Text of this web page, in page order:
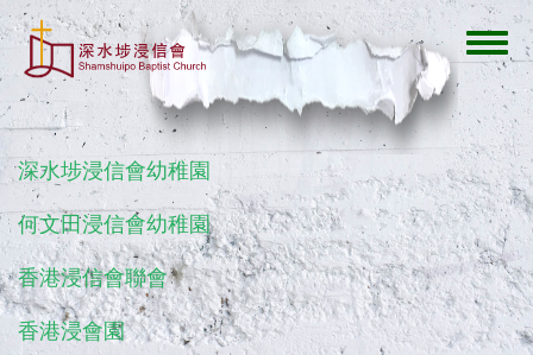
移
至
主
內
容
深水埗浸信會幼稚園
何文田浸信會幼稚園
香港浸信會聯會
香港浸會園